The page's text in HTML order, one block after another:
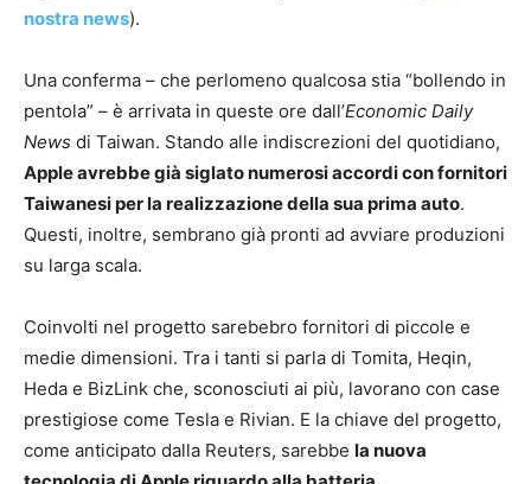
nostra news).
Una conferma – che perlomeno qualcosa stia “bollendo in
pentola” – è arrivata in queste ore dall’Economic Daily
News di Taiwan. Stando alle indiscrezioni del quotidiano,
Apple avrebbe già siglato numerosi accordi con fornitori
Taiwanesi per la realizzazione della sua prima auto.
Questi, inoltre, sembrano già pronti ad avviare produzioni
su larga scala.
Coinvolti nel progetto sarebebro fornitori di piccole e
medie dimensioni. Tra i tanti si parla di Tomita, Heqin,
Heda e BizLink che, sconosciuti ai più, lavorano con case
prestigiose come Tesla e Rivian. E la chiave del progetto,
come anticipato dalla Reuters, sarebbe la nuova